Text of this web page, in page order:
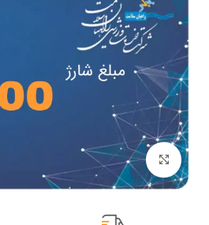
بزرگنمایی تصویر